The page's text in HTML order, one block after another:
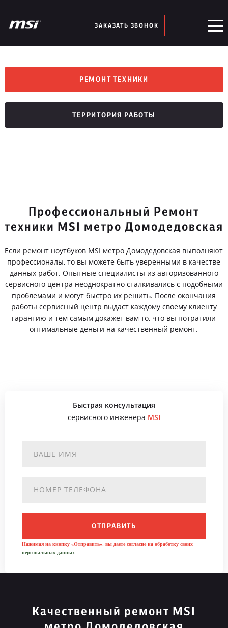
ЗАКАЗАТЬ ЗВОНОК
РЕМОНТ ТЕХНИКИ
ТЕРРИТОРИЯ РАБОТЫ
Профессиональный Ремонт
техники MSI метро Домодедовская
Если ремонт ноутбуков MSI метро Домодедовская выполняют
профессионалы, то вы можете быть уверенными в качестве
данных работ. Опытные специалисты из авторизованного
сервисного центра неоднократно сталкивались с подобными
проблемами и могут быстро их решить. После окончания
работы сервисный центр выдаст каждому своему клиенту
гарантию и тем самым докажет вам то, что вы потратили
оптимальные деньги на качественный ремонт.
Быстрая консультация
сервисного инженера MSI
ОТПРАВИТЬ
Нажимая на кнопку «Отправить», вы даете согласие на обработку своих
персональных данных
Качественный ремонт MSI